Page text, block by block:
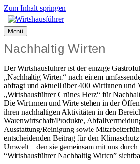
Zum Inhalt springen
Menü
Nachhaltig Wirten
Der Wirtshausführer ist der einzige
„Nachhaltig Wirten“ nach einem
abfragt und aktuell über 400 Wirtinnen und
„Wirtshausführer Grünes Herz“ für
Die Wirtinnen und Wirte stehen in der
ihren nachhaltigen Aktivitäten in den
Warenwirtschaft/Produkte,
Ausstattung/Reinigung sowie
entscheidenden Beitrag für den
Umwelt – den sie gemeinsam mit uns durch
“Wirtshausführer Nachhaltig Wirten”